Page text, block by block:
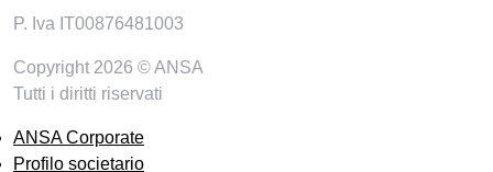
P. Iva IT00876481003
Copyright 2026 © ANSA
Tutti i diritti riservati
ANSA Corporate
Profilo societario